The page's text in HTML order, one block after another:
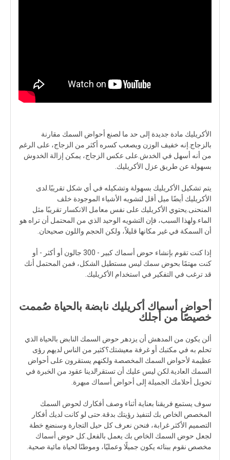
الأكريليك مادة جديدة إلى حد ما لصنع أحواض السمك مقارنة
بالزجاج.إنه خفيف الوزن ويصعب كسره أكثر من الزجاج، على الرغم
من أنه أسهل في الخدش.على عكس الزجاج، يمكن إزالة الخدوش
بسهولة عن طريق عزل الأكريليك.
يتم تشكيل الأكريليك بسهولة وتشكيله في أي شكل تقريبًا.لدى
الأكريليك أيضًا ميل أقل لتشويه الأشياء الموجودة خلف
المنحنى.يحتوي الأكريليك على نفس معامل الانكسار تقريبًا مثل
الماء.ولهذا السبب، فإن التشويه الوحيد الذي من المحتمل أن تراه هو
أن السمكة في غير مكانها قليلاً، ولكن الحجم واللون صحيحان.
إذا كنت تقوم بإنشاء حوض أسماك كبير - 300 جالون أو أكثر - أو
كنت مهتمًا بحوض سمك ليس مستطيل الشكل، فمن المحتمل أنك
قد ترغب في التفكير في استخدام الأكريليك.
أحواض أسماك أكريليك نابضة بالحياة صُممت
خصيصًا من أجلك
ألن يكون من المدهش أن يزدهر حوض السمك النابض بالحياة الذي
تحلم به في مكتبك أو غرفة معيشتك؟كثير من الناس لديهم رؤى
عظيمة لأحواض السمك المخصصة ولكنهم يستقرون على أحواض
السمك العادية.لكن ليس عليك أن تستقر!لدينا عقود من الخبرة في
تحويل أحلامك الجميلة إلى أحواض أسماك مبهرة.
سوف يستمع فريقنا بعناية أثناء وصف أفكارك لحوض السمك
المخصص الخاص بك لتنفيذ رؤيتك بدقة.حتى لو كانت لديك أفكار
التصميم الأكثر غرابة، فنحن نعرف كل حيل التجارة وسنضع خطة
لجعل حوض السمك الخاص بك يعمل بالفعل.كل حوض أسماك
مخصص نقوم ببنائه يكون جميلًا وعمليًا، وموطنًا لحياة مائية صحية.